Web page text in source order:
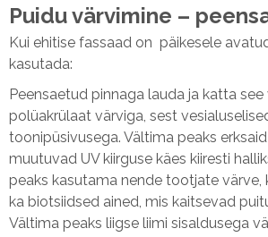
Puidu värvimine –
Kui ehitise fassaad on päikesele
kasutada:
Peensaetud pinnaga lauda ja katta see
polüakrülaat värviga, sest
toonipüsivusega. Vältima peaks
muutuvad UV kiirguse käes kiiresti
peaks kasutama nende tootjate värve,
ka biotsiidsed ained, mis kaitsevad
Vältima peaks liigse liimi sisaldusega